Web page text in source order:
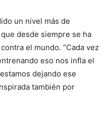
un nivel más de
desde siempre se ha
el mundo. “Cada vez
eso nos infla el
dejando ese
también por